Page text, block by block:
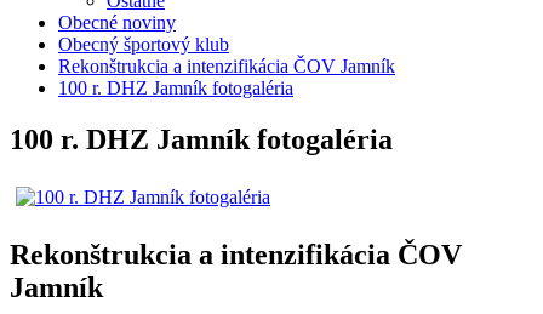
Obecné noviny
Obecný športový klub
Rekonštrukcia a intenzifikácia ČOV Jamník
100 r. DHZ Jamník fotogaléria
100 r. DHZ Jamník fotogaléria
Rekonštrukcia a intenzifikácia ČOV
Jamník